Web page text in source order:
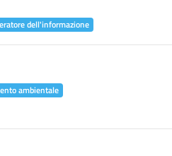
dell'informazione
ambientale